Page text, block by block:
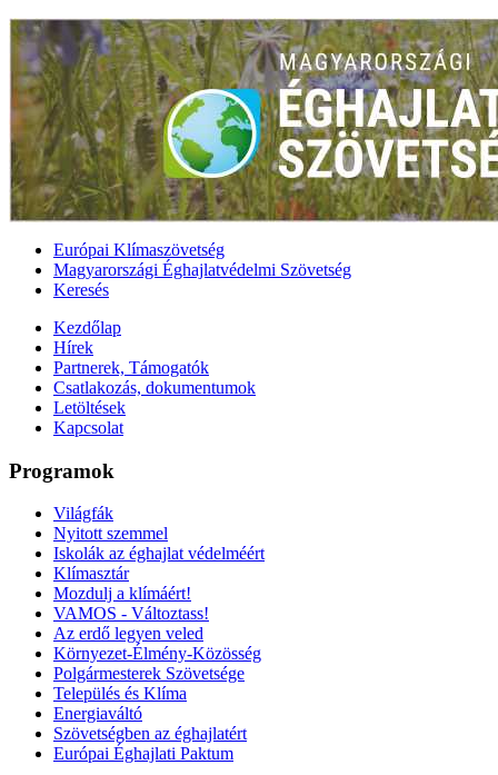
Európai Klímaszövetség
Magyarországi Éghajlatvédelmi Szövetség
Keresés
Kezdőlap
Hírek
Partnerek, Támogatók
Csatlakozás, dokumentumok
Letöltések
Kapcsolat
Programok
Világfák
Nyitott szemmel
Iskolák az éghajlat védelméért
Klímasztár
Mozdulj a klímáért!
VAMOS - Változtass!
Az erdő legyen veled
Környezet-Élmény-Közösség
Polgármesterek Szövetsége
Település és Klíma
Energiaváltó
Szövetségben az éghajlatért
Európai Éghajlati Paktum